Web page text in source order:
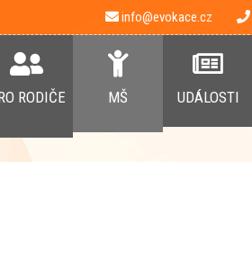
info@evokace.cz
RODIČE MŠ UDÁLOSTI